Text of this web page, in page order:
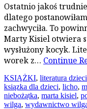
Ostatnio jakoś
dlatego
zachwyciła. To
Marty Kisiel otwiera
wysłużony kocyk.
worek z… Continue
KSIĄŻKI, literatura
ksiązka dla dzieci, licho,
niebożątka, marta kisiel,
wilga, wydawnictwo